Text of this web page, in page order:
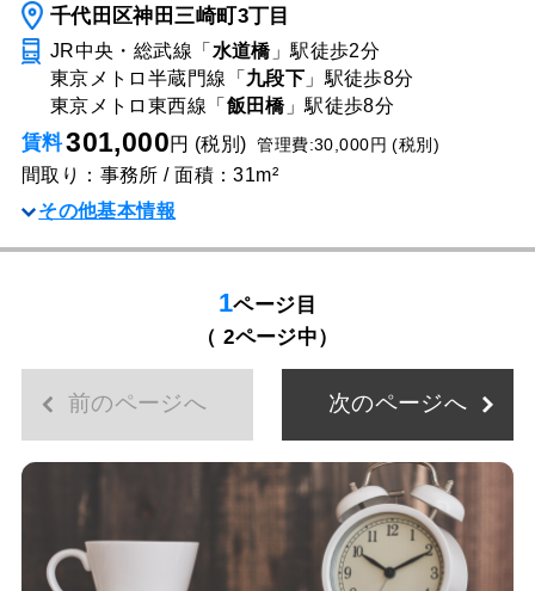
千代田区神田三崎町3丁目
JR中央・総武線「 水道橋」駅徒歩2分
東京メトロ半蔵門線「 九段下 」駅徒歩8分
東京メトロ東西線「 飯田橋」駅徒歩8分
賃料301,000円 (税別)管理費:30,000円 (税別)
間取り：事務所 / 面積：31m²
その他基本情報
1ページ目
（ 2ページ中）
前のページへ 次のページへ